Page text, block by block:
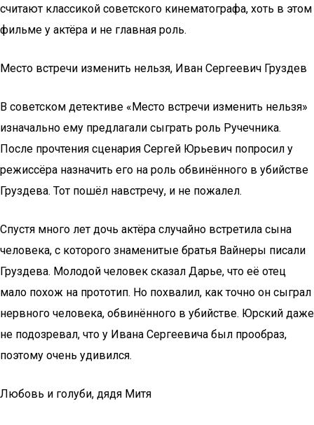
считают классикой советского кинематографа, хоть в этом
фильме у актёра и не главная роль.
Место встречи изменить нельзя, Иван Сергеевич Груздев
В советском детективе «Место встречи изменить нельзя»
изначально ему предлагали сыграть роль Ручечника.
После прочтения сценария Сергей Юрьевич попросил у
режиссёра назначить его на роль обвинённого в убийстве
Груздева. Тот пошёл навстречу, и не пожалел.
Спустя много лет дочь актёра случайно встретила сына
человека, с которого знаменитые братья Вайнеры писали
Груздева. Молодой человек сказал Дарье, что её отец
мало похож на прототип. Но похвалил, как точно он сыграл
нервного человека, обвинённого в убийстве. Юрский даже
не подозревал, что у Ивана Сергеевича был прообраз,
поэтому очень удивился.
Любовь и голуби, дядя Митя